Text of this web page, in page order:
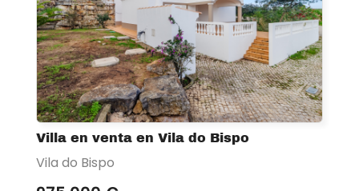
Villa en venta en Vila do Bispo
Vila do Bispo